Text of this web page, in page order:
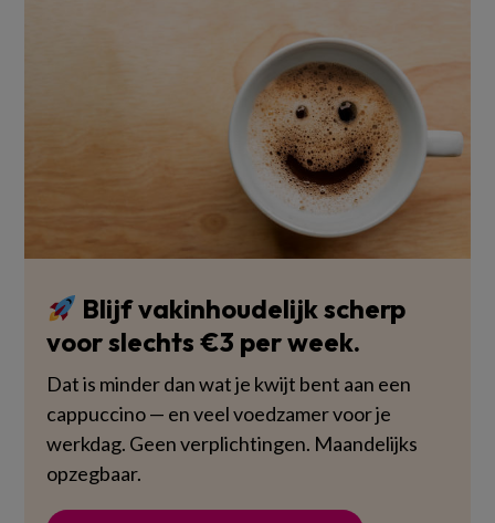
Blijf vakinhoudelijk scherp
voor slechts €3 per week.
Dat is minder dan wat je kwijt bent aan een
cappuccino — en veel voedzamer voor je
werkdag. Geen verplichtingen. Maandelijks
opzegbaar.